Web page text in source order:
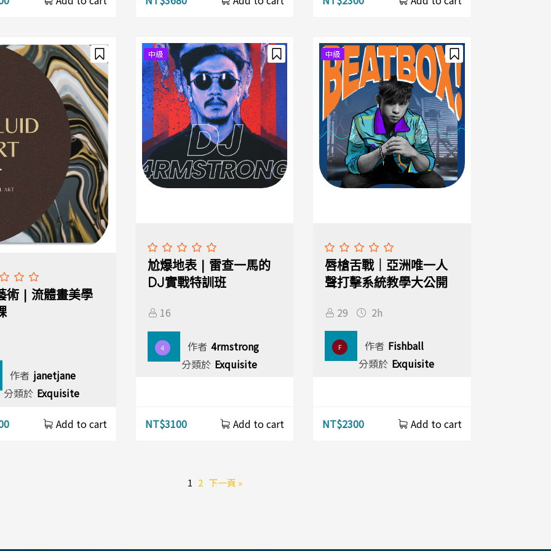
術 | 流體畫美學
作者 janetjane
分類於 Exquisite
Add to cart
中級
尬爆地表 | 雷查一馬的
DJ實戰特訓班
16
4 作者 4rmstrong
分類於 Exquisite
NT$3100 Add to cart
中級
唇槍舌戰｜亞洲唯一人
聲打擊系統教學大公開
29 2h
F 作者 Fishball
分類於 Exquisite
NT$2300 Add to cart
1 2 下一頁 »